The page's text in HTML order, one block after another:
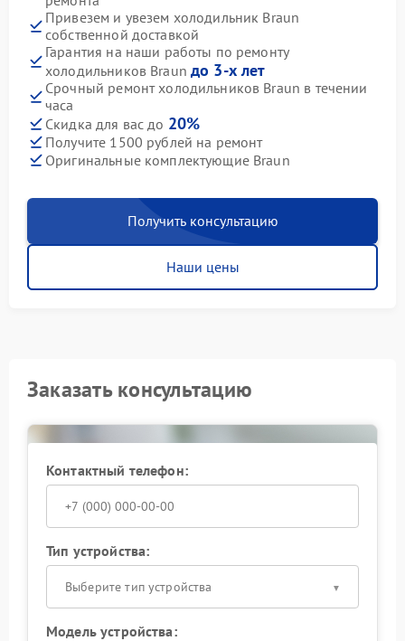
Привезем и увезем холодильник Braun
собственной доставкой
Гарантия на наши работы по ремонту
холодильников Braunдо 3-х лет
Срочный ремонт холодильников Braun в течении
часа
Скидка для вас до 20%
Получите 1500 рублей на ремонт
Оригинальные комплектующие Braun
Получить консультацию
Наши цены
Заказать консультацию
Контактный телефон:
Тип устройства:
Выберите тип устройства
Модель устройства: